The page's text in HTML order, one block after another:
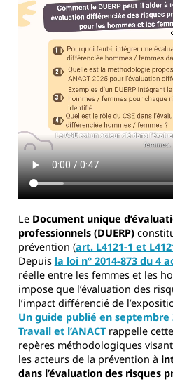
Le Document unique
professionnels (DUERP)
prévention (art. L4121-1 et
Depuis la loi n° 2014-873 du 4
réelle entre les femmes et les
impose que l’évaluation des
l’impact différencié de
Un guide publié en septembre
Travail et l’ANACTrappelle
repères méthodologiques
les acteurs de la prévention à
dans l’évaluation des risques